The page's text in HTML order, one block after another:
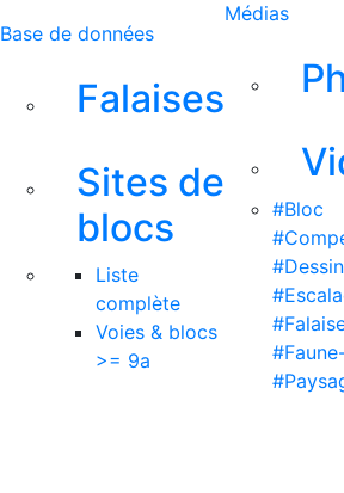
Base de données
Falaises
Sites de
blocs
Liste
complète
Voies & blocs
>= 9a
Médias
#Bloc
#Dessin